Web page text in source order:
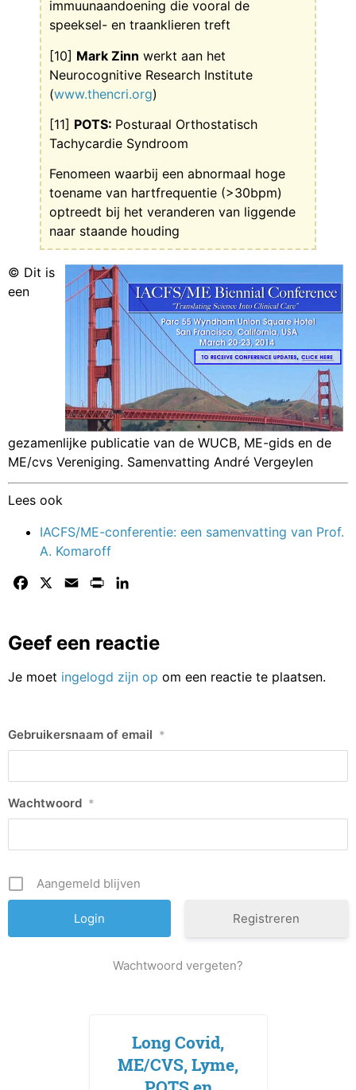
immuunaandoening die vooral de
speeksel- en traanklieren treft
[10] Mark Zinn werkt aan het
Neurocognitive Research Institute
(www.thencri.org)
[11] POTS: Posturaal Orthostatisch
Tachycardie Syndroom
Fenomeen waarbij een abnormaal hoge
toename van hartfrequentie (>30bpm)
optreedt bij het veranderen van liggende
naar staande houding
© Dit is
een
gezamenlijke publicatie van de WUCB, ME-gids en de
ME/cvs Vereniging. Samenvatting André Vergeylen
Lees ook
IACFS/ME-conferentie: een samenvatting van Prof.
A. Komaroff
Facebook Email Print
Geef een reactie
Je moet ingelogd zijn op om een reactie te plaatsen.
Gebruikersnaam of email *
Wachtwoord *
Aangemeld blijven
Registreren
Wachtwoord vergeten?
Long Covid,
ME/CVS, Lyme,